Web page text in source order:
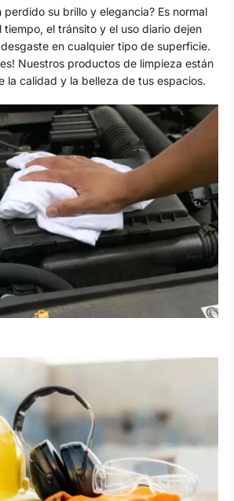
perdido su brillo y elegancia? Es normal
tiempo, el tránsito y el uso diario dejen
en cualquier tipo de superficie.
Nuestros productos de limpieza están
la calidad y la belleza de tus espacios.